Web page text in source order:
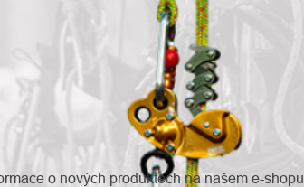
o nových produktech na našem e-shopu.